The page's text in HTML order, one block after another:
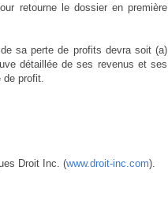
retourne le dossier en première
sa perte de profits devra soit (a)
détaillée de ses revenus et ses
profit.
Droit Inc. (www.droit-inc.com).